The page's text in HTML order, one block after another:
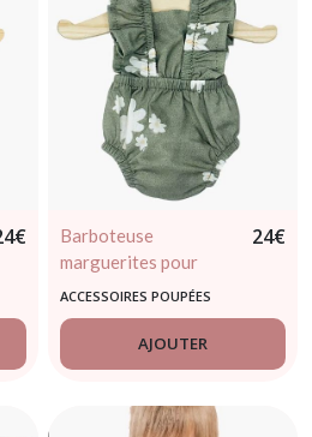
€
Barboteuse
marguerites pour
poupée minikane /
Paola Reina
24€
ACCESSOIRES POUPÉES
AJOUTER